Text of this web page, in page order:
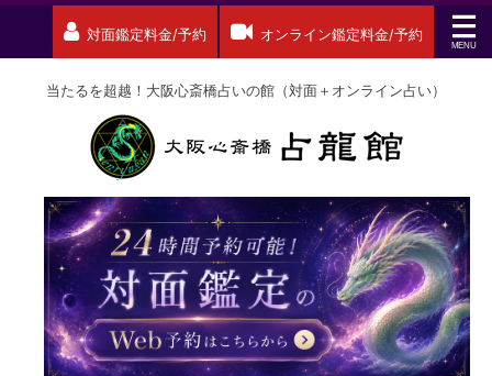
対面鑑定料金/予約 オンライン鑑定料金/予約
当たるを超越！大阪心斎橋占いの館（対面＋オンライン占い）